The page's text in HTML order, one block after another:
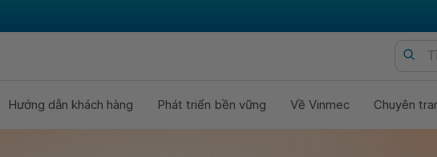
Hướng dẫn khách hàng Phát triển bền vững Về Vinmec Chuyên